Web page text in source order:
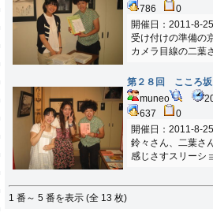
786
0
開催日：2011-8-25
受け付けの準備の
カメラ目線の二葉
第２８回 こころ坂
muneo
637
0
開催日：2011-8-25
鈴々さん、二葉さ
感じさすスリーシ
1 番～ 5 番を表示 (全 13 枚)